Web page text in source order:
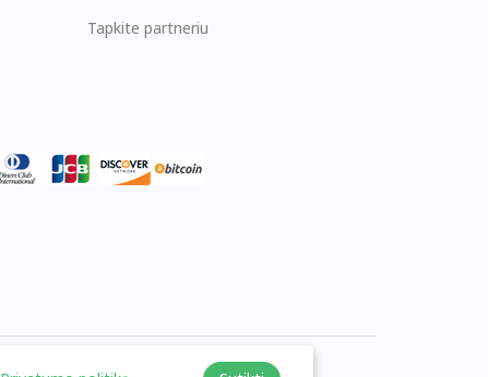
Tapkite partneriu